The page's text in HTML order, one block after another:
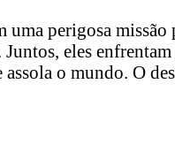
perigosa missão
eles
o mundo. O